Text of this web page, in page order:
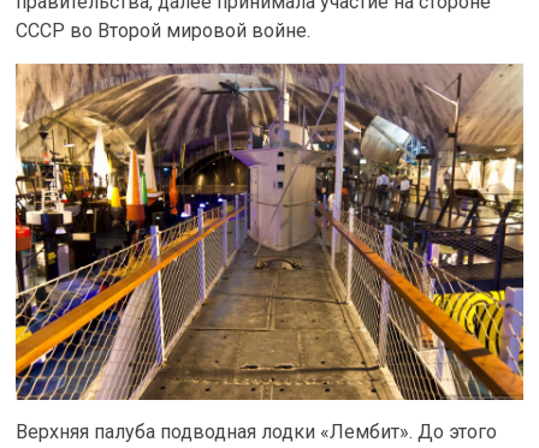
СССР во Второй мировой войне.
Верхняя палуба подводная лодки «Лембит». До этого